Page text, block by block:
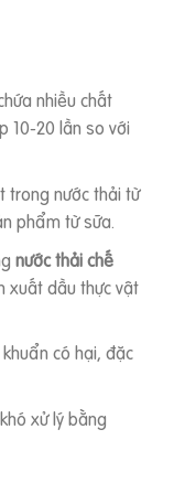
nhiều chất
10-20 lần so với
trong nước thải từ
phẩm từ sữa.
nước thải chế
xuất dầu thực vật
có hại, đặc
xử lý bằng